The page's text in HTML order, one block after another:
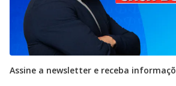
Assine a newsletter e receba